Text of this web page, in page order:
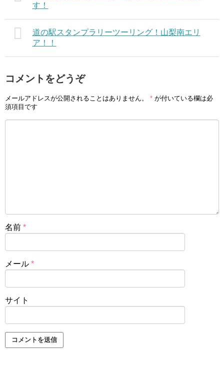
す！
道の駅スタンプラリーツーリング！山梨南エリ
ア！！
コメントをどうぞ
メールアドレスが公開されることはありません。 * が付いている欄は必
須項目です
名前 *
メール *
サイト